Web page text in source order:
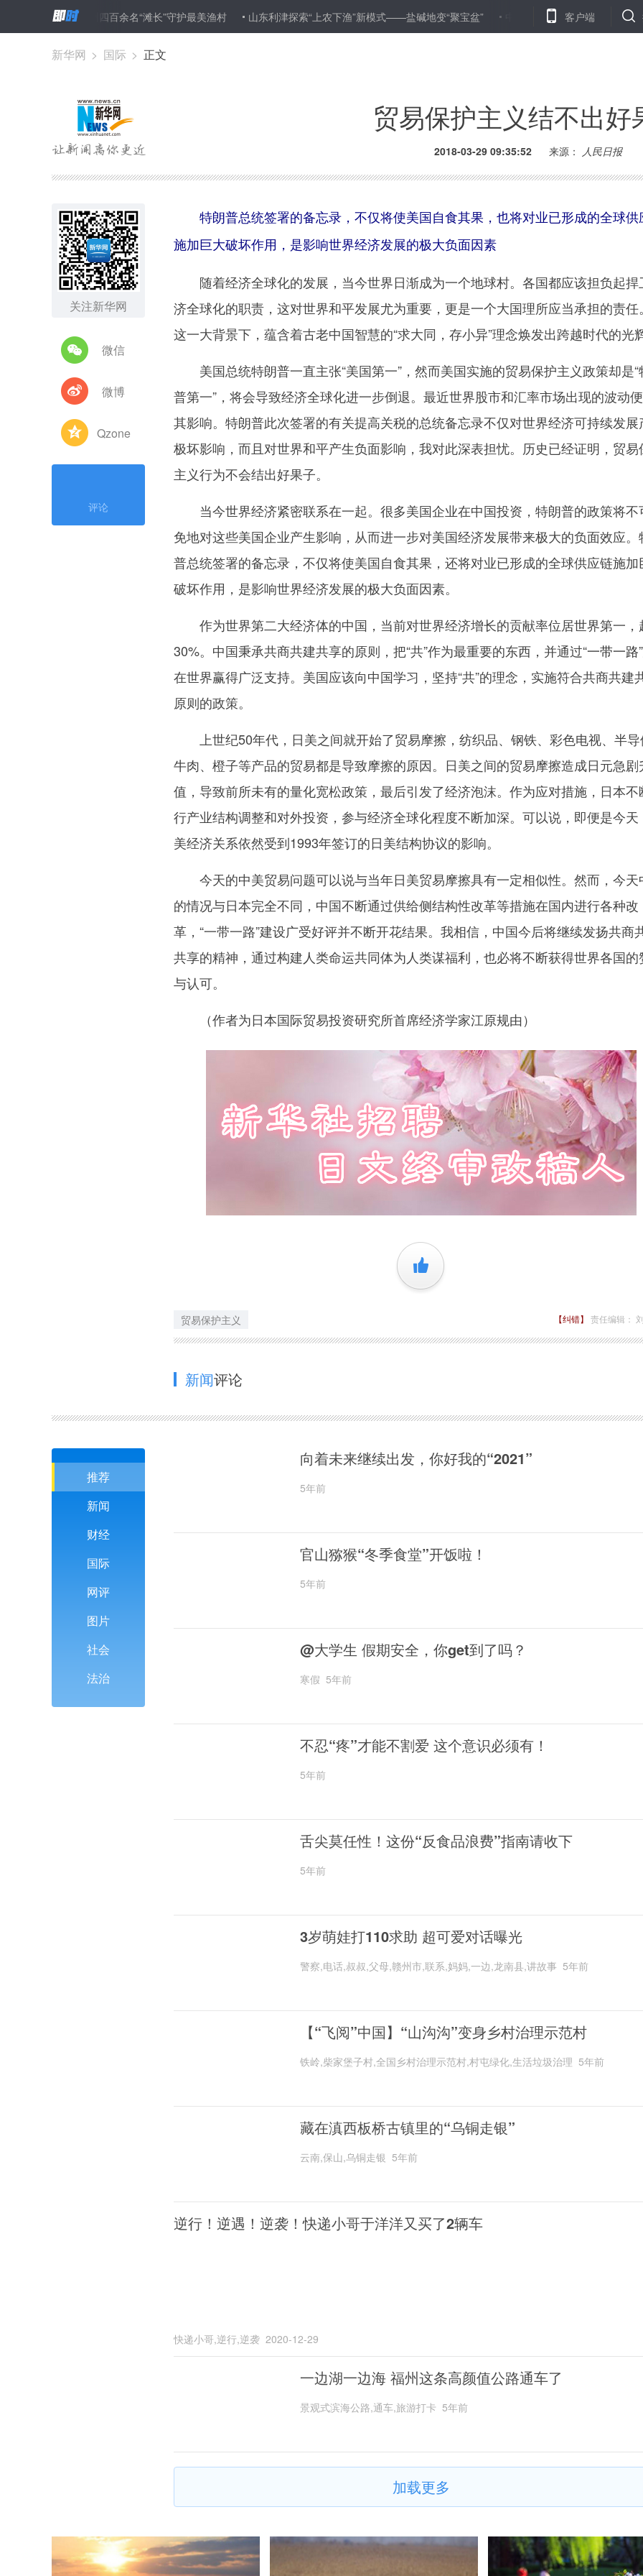
浙江台州四百余名“滩长”守护最美渔村 山东利津探索“上农下渔”新模式——盐碱地变“聚宝盆” 中国企业在全球机器阅读理解水平测试折
客户端
新华网 > 国际 > 正文
贸易保护主义结不出好
2018-03-29 09:35:52 来源： 人民日报
关注新华网
微信
微博
Qzone
评论
特朗普总统签署的备忘录，不仅将使美国自食其果，也将对业已形成的全球供
施加巨大破坏作用，是影响世界经济发展的极大负面因素
随着经济全球化的发展，当今世界日渐成为一个地球村。各国都应该担负起捍
济全球化的职责，这对世界和平发展尤为重要，更是一个大国理所应当承担的责任
这一大背景下，蕴含着古老中国智慧的“求大同，存小异”理念焕发出跨越时代的光
美国总统特朗普一直主张“美国第一”，然而美国实施的贸易保护主义政策却是“
普第一”，将会导致经济全球化进一步倒退。最近世界股市和汇率市场出现的波动
其影响。特朗普此次签署的有关提高关税的总统备忘录不仅对世界经济可持续发展
极坏影响，而且对世界和平产生负面影响，我对此深表担忧。历史已经证明，贸易
主义行为不会结出好果子。
当今世界经济紧密联系在一起。很多美国企业在中国投资，特朗普的政策将不
免地对这些美国企业产生影响，从而进一步对美国经济发展带来极大的负面效应。
普总统签署的备忘录，不仅将使美国自食其果，还将对业已形成的全球供应链施加
破坏作用，是影响世界经济发展的极大负面因素。
作为世界第二大经济体的中国，当前对世界经济增长的贡献率位居世界第一，
30%。中国秉承共商共建共享的原则，把“共”作为最重要的东西，并通过“一带一路
在世界赢得广泛支持。美国应该向中国学习，坚持“共”的理念，实施符合共商共建
原则的政策。
上世纪50年代，日美之间就开始了贸易摩擦，纺织品、钢铁、彩色电视、半导
牛肉、橙子等产品的贸易都是导致摩擦的原因。日美之间的贸易摩擦造成日元急剧
值，导致前所未有的量化宽松政策，最后引发了经济泡沫。作为应对措施，日本不
行产业结构调整和对外投资，参与经济全球化程度不断加深。可以说，即便是今天
美经济关系依然受到1993年签订的日美结构协议的影响。
今天的中美贸易问题可以说与当年日美贸易摩擦具有一定相似性。然而，今天
的情况与日本完全不同，中国不断通过供给侧结构性改革等措施在国内进行各种改
革，“一带一路”建设广受好评并不断开花结果。我相信，中国今后将继续发扬共商
共享的精神，通过构建人类命运共同体为人类谋福利，也必将不断获得世界各国的
与认可。
（作者为日本国际贸易投资研究所首席经济学家江原规由）
+1
贸易保护主义 【纠错】 责任编辑：
新闻评论
推荐
新闻
财经
国际
网评
图片
社会
法治
向着未来继续出发，你好我的“2021”
5年前
官山猕猴“冬季食堂”开饭啦！
5年前
@大学生 假期安全，你get到了吗？
寒假 5年前
不忍“疼”才能不割爱 这个意识必须有！
5年前
舌尖莫任性！这份“反食品浪费”指南请收下
5年前
3岁萌娃打110求助 超可爱对话曝光
警察,电话,叔叔,父母,赣州市,联系,妈妈,一边,龙南县,讲故事 5年前
【“飞阅”中国】“山沟沟”变身乡村治理示范村
铁岭,柴家堡子村,全国乡村治理示范村,村屯绿化,生活垃圾治理 5年前
藏在滇西板桥古镇里的“乌铜走银”
云南,保山,乌铜走银 5年前
逆行！逆遇！逆袭！快递小哥于洋洋又买了2辆车
快递小哥,逆行,逆袭 2020-12-29
一边湖一边海 福州这条高颜值公路通车了
景观式滨海公路,通车,旅游打卡 5年前
加载更多